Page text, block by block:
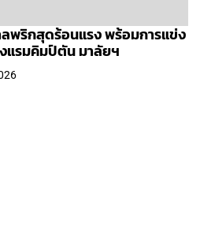
พริกสุดร้อนแรง พร้อมการแข่ง
แรมคิมป์ตัน มาลัยฯ